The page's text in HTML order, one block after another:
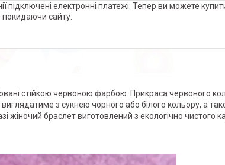
підключені електронні платежі. Тепер ви можете
покидаючи сайту.
стійкою червоною фарбою. Прикраса червоного
з сукнею чорного або білого кольору, а
браслет виготовлений з екологічно чистого